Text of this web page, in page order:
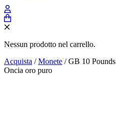
Nessun prodotto nel carrello.
Acquista /Monete / GB 10
Oncia oro puro